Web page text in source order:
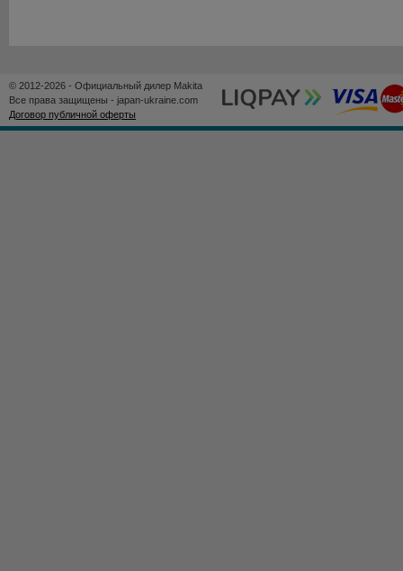
© 2012-2026 - Официальный дилер Makita
Все права защищены - japan-ukraine.com
Договор публичной оферты